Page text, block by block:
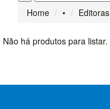
Arquitetura
Home • Editoras
Não há produtos para listar.